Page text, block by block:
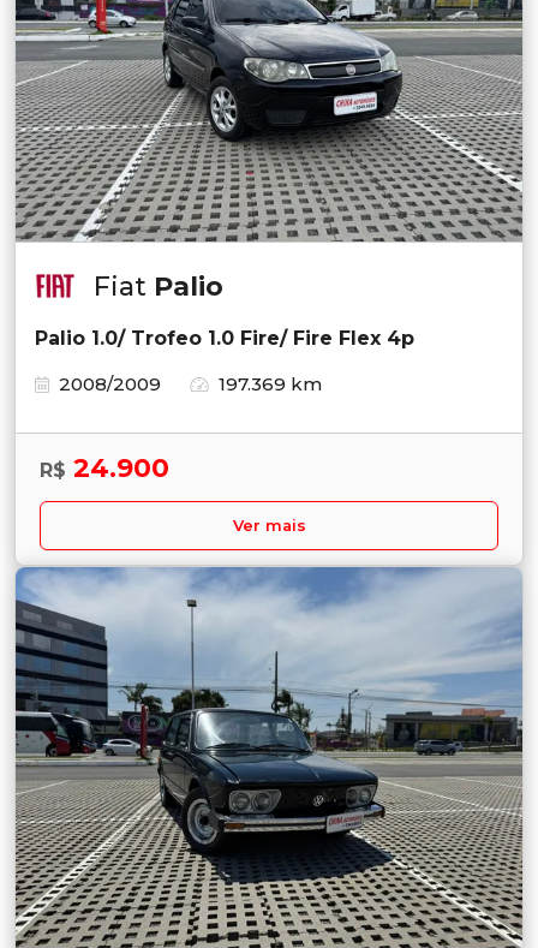
Fiat Palio
Palio 1.0/ Trofeo 1.0 Fire/ Fire Flex 4p
2008/2009
197.369 km
R$ 24.900
Ver mais